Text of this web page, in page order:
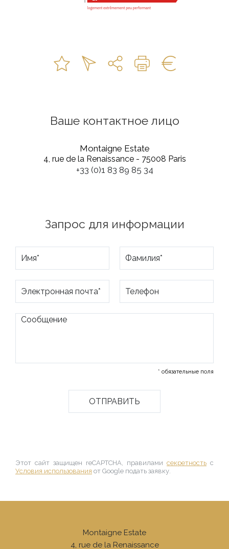
Ваше контактное лицо
Montaigne Estate
4, rue de la Renaissance - 75008 Paris
+33 (0)1 83 89 85 34
Запрос для информации
* обязательные поля
Этот сайт защищен reCAPTCHA, правилами секретность с
Условия использования от Google подать заявку.
Montaigne Estate
4, rue de la Renaissance